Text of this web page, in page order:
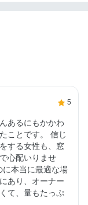
5
あるにもかかわ
ことです。 信じ
する女性も、窓
心配いりませ
本当に最適な場
あり、オーナー
て、量もたっぷ